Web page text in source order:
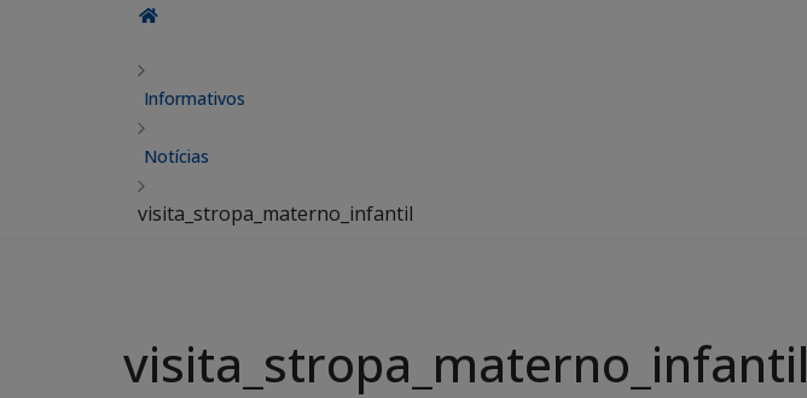
Informativos
Notícias
visita_stropa_materno_infantil
visita_stropa_materno_infantil